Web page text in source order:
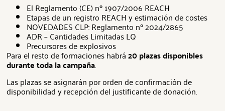
El Reglamento (CE) nº 1907/2006 REACH
Etapas de un registro REACH y estimación de costes
NOVEDADES CLP: Reglamento nº 2024/2865
ADR – Cantidades Limitadas LQ
Precursores de explosivos
Para el resto de formaciones habrá20 plazas disponibles
durante toda la campaña.
Las plazas se asignarán por orden de confirmación de
disponibilidad y recepción del justificante de donación.